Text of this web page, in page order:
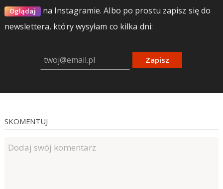
Oglądaj na Instagramie.Albo po prostu zapisz się do
newslettera, który wysyłam co kilka dni:
Zapisz
SKOMENTUJ